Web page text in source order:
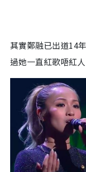
其實鄭融已出道14
過她一直紅歌唔紅